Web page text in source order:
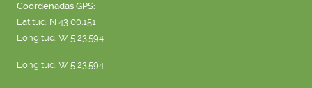
Coordenadas GPS:
Latitud: N 43 00.151
Longitud: W 5 23.594
Longitud: W 5 23.594